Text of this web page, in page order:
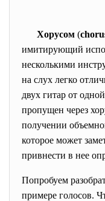
Хорусом (
имитирующий
несколькими
на слух легко
двух гитар от
пропущен через
получении
которое может
привнести в нее
Попробуем
примере голосов.